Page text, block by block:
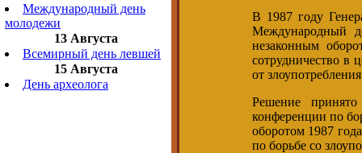
Международный день
молодежи
13 Августа
Всемирный день левшей
15 Августа
День археолога
В 1987 году
Международный
незаконным
сотрудничество в
от
Решение
конференции по
оборотом 1987
по борьбе со